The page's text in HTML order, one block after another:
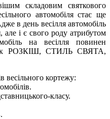
складовим святкового
автомобіля стає ще
в день весілля автомобіль
але і є свого роду атрибутом
на весілля повинен
як РОЗКІШ, СТИЛЬ СВЯТА,
весільного кортежу:
класу.